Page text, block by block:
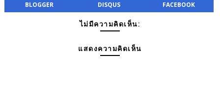
BLOGGER DISQUS FACEBOOK
ไม่มีความคิดเห็น:
แสดงความคิดเห็น